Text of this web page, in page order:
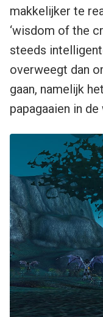
makkelijker te
‘wisdom of the
steeds
overweegt dan
gaan, namelijk
papagaaien in